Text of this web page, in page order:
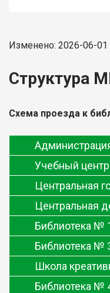
Изменено: 2026-06-01
Структура
Схема проезда к
Учебный центр
Центральная
Центральная
Библиотека №
Библиотека №
Школа
Библиотека №